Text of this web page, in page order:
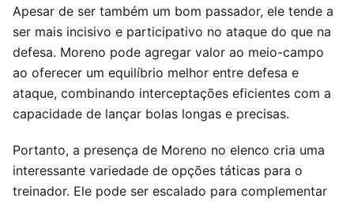
Apesar de ser também um bom passador, ele tende a
ser mais incisivo e participativo no ataque do que na
defesa. Moreno pode agregar valor ao meio-campo
ao oferecer um equilíbrio melhor entre defesa e
ataque, combinando interceptações eficientes com a
capacidade de lançar bolas longas e precisas.
Portanto, a presença de Moreno no elenco cria uma
interessante variedade de opções táticas para o
treinador. Ele pode ser escalado para complementar